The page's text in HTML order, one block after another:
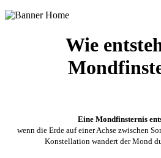
Wie
Eine Mondfinsternis
wenn die Erde auf einer Achse zwischen
Konstellation wandert der Mond